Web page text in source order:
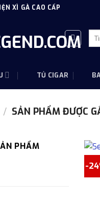
XÌ GÀ CAO CẤP
Tìm
TỦ CIGAR
/ SẢN PHẨM ĐƯỢC
PHẨM
-